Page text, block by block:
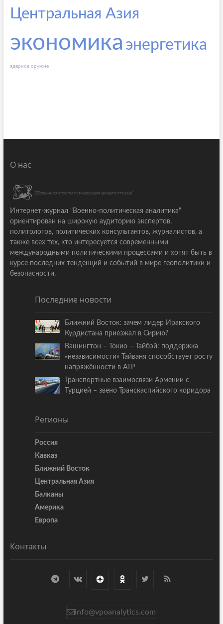
Центральная Азия
экономика энергетика
ядерное оружие
О нас
Интернет-журнал "Военно-политическая аналитика"
ориентирован на широкую аудиторию экспертов,
политологов, политических консультантов, журналистов, а
также всех тех, кто интересуется современными
международными политическими процессами и хотят быть в
курсе последних тенденций и событий в мире геополитики и
безопасности.
Последние новости
Ближний Восток: зачем лидер Иракского
Курдистана приезжал в Сирию?
Вашингтон – Токио – Тайбэй: поддержка
«независимости» Тайваня способствует росту
напряжённости в АТР
Транспортные взаимосвязи Армении с
Турцией – звено Транскаспийского коридора
Регионы
Россия
Кавказ
Ближний Восток
Центральная Азия
Балканы
Америка
Европа
Контакты
info@vpoanalytics.com